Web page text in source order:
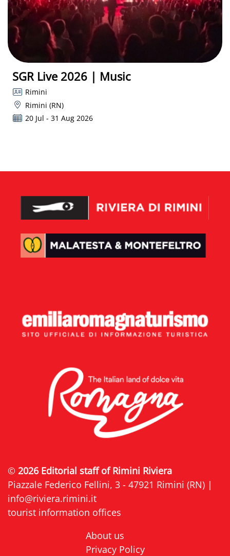
SGR Live 2026 | Music
Rimini
Rimini (RN)
20 Jul - 31 Aug 2026
© 2026 Editorial staff of Rimini Riviera
Piazzale Federico Fellini, 3 - 47921 Rimini (RN) |
info@riviera.rimini.it
tourist information offices
About us
Privacy Policy